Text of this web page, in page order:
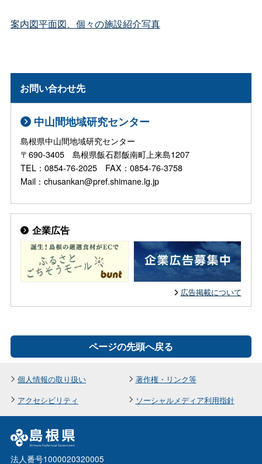
案内図平面図、個々の施設紹介写真
お問い合わせ先
中山間地域研究センター
島根県中山間地域研究センター
〒690-3405 島根県飯石郡飯南町上来島1207
TEL：0854-76-2025 FAX：0854-76-3758
Mail：chusankan@pref.shimane.lg.jp
企業広告
広告掲載について
ページの先頭へ戻る
個人情報の取り扱い
著作権・リンク等
アクセシビリティ
ソーシャルメディア利用指針
法人番号1000020320005